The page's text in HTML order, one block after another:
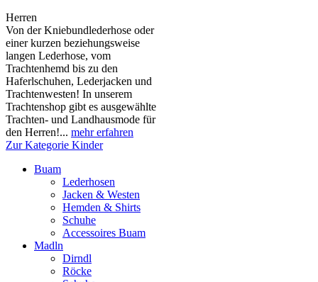
Herren
Von der Kniebundlederhose oder
einer kurzen beziehungsweise
langen Lederhose, vom
Trachtenhemd bis zu den
Haferlschuhen, Lederjacken und
Trachtenwesten! In unserem
Trachtenshop gibt es ausgewählte
Trachten- und Landhausmode für
den Herren!... mehr erfahren
Zur Kategorie Kinder
Buam
Lederhosen
Jacken & Westen
Hemden & Shirts
Schuhe
Accessoires Buam
Madln
Dirndl
Röcke